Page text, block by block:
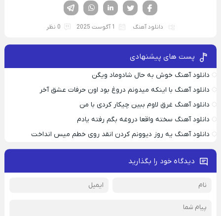
لینکدین تویتر
فیسوک
دانلود آهنگ 1 آگوست 2025 0 نظر
پست های پیشنهادی
دانلود آهنگ خوش به حال شادوماد ویگن
دانلود آهنگ با اینکه میدونم دروغ بود اون حرفات عشق آخر
دانلود آهنگ غرق لاوم ببین چیکار کردی با من
دانلود آهنگ سخته واقعا دروغه بگم رفته یادم
دانلود آهنگ یه روز دیوونم کردن انقد روی خطم میس انداخت
دیدگاه خود را بگذارید